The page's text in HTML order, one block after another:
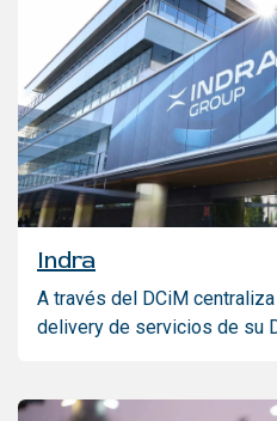
Indra
A través del DCiM
delivery de servicios de su